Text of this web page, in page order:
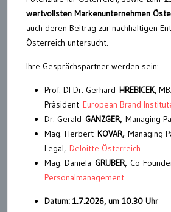
wertvollsten Markenunternehmen
auch deren Beitrag zur nachhaltigen
Österreich untersucht.
Ihre Gesprächspartner werden sein:
Prof. DI Dr. Gerhard HREBICEK,
Präsident European Brand
Dr. Gerald GANZGER, Managing
Mag. Herbert KOVAR, Managing
Legal, Deloitte Österreich
Mag. Daniela GRUBER, Co-
Personalmanagement
Datum: 1.7.2026, um 10.30 Uhr